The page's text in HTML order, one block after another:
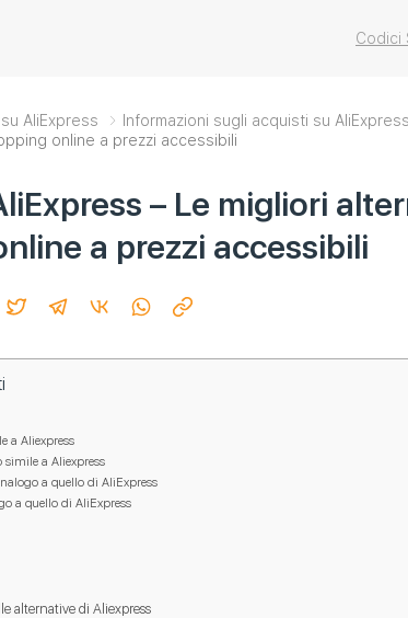
Codici
AliExpress
Informazioni sugli acquisti su AliExpress
online a prezzi accessibili
– Le migliori
a prezzi accessibili
a Aliexpress
a Aliexpress
a quello di AliExpress
a quello di AliExpress
alternative di Aliexpress